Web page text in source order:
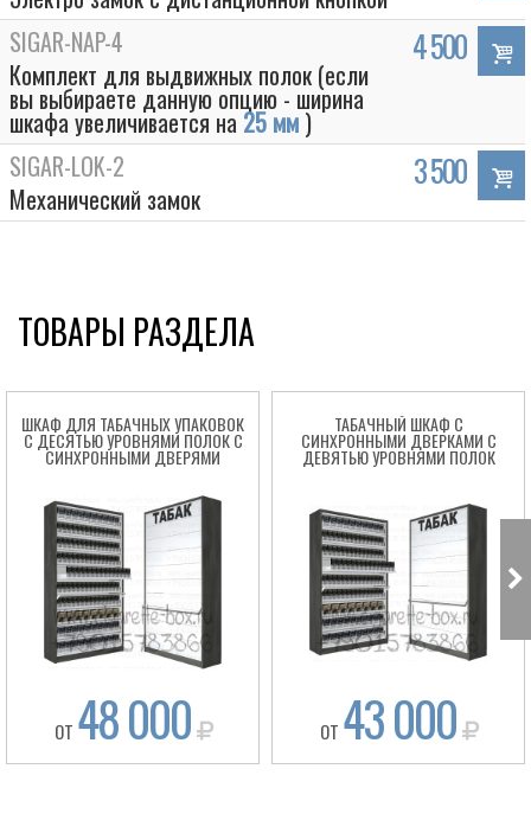
SIGAR-NAP-4
Комплект для выдвижных полок (если
вы выбираете данную опцию - ширина
шкафа увеличивается на 25 мм )
4 500
SIGAR-LOK-2
Механический замок
3 500
ТОВАРЫ РАЗДЕЛА
ШКАФ ДЛЯ ТАБАЧНЫХ УПАКОВОК
С ДЕСЯТЬЮ УРОВНЯМИ ПОЛОК С
СИНХРОННЫМИ ДВЕРЯМИ
ОТ 48 000
ТАБАЧНЫЙ ШКАФ С
СИНХРОННЫМИ ДВЕРКАМИ С
ДЕВЯТЬЮ УРОВНЯМИ ПОЛОК
ОТ 43 000